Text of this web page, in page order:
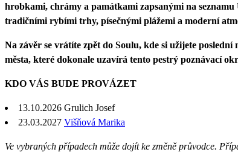
hrobkami, chrámy a památkami zapsanými na
tradičními rybími trhy, písečnými plážemi a moderní
Na závěr se vrátíte zpět do Soulu, kde si užijete
města, které dokonale uzavírá tento pestrý poznávací
KDO VÁS BUDE PROVÁZET
13.10.2026 Grulich Josef
23.03.2027 Višňová Marika
Ve vybraných případech může dojít ke změně průvodce.